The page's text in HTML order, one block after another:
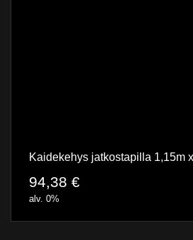
Kaidekehys jatkostapilla 1,15m
94,38 €
alv. 0%